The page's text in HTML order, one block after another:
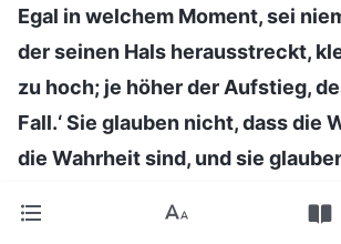
Egal in welchem Moment, sei
der seinen Hals herausstreckt,
zu hoch; je höher der Aufstieg,
Fall.‘ Sie glauben nicht, dass die
die Wahrheit sind, und sie
betrachten all dies mit ihren